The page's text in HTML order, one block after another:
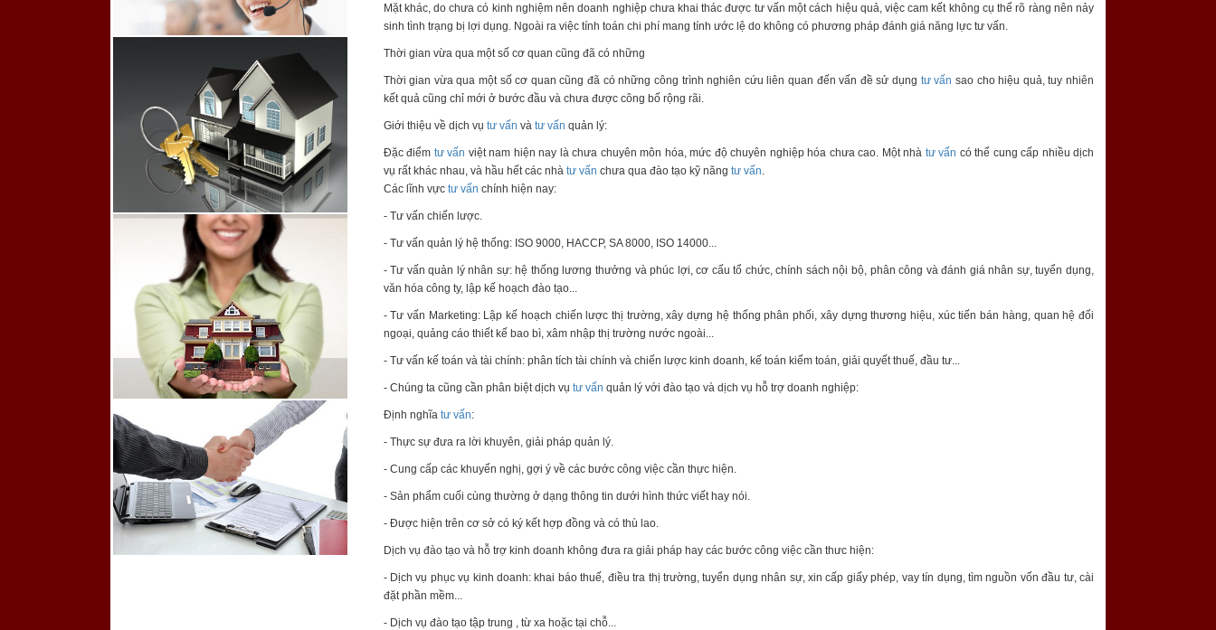
Mặt khác, do chưa có kinh nghiệm nên doanh nghiệp chưa khai thác được tư vấn một cách hiệu quả, việc cam kết không cụ thể rõ ràng nên nảy
sinh tình trạng bị lợi dụng. Ngoài ra việc tính toán chi phí mang tính ước lệ do không có phương pháp đánh giá năng lực tư vấn.
Thời gian vừa qua một số cơ quan cũng đã có những
Thời gian vừa qua một số cơ quan cũng đã có những công trình nghiên cứu liên quan đến vấn đề sử dụng tư vấn sao cho hiệu quả, tuy nhiên
kết quả cũng chỉ mới ở bước đầu và chưa được công bố rộng rãi.
Giới thiệu về dịch vụ tư vấn và tư vấn quản lý:
Đặc điểm tư vấn việt nam hiện nay là chưa chuyên môn hóa, mức độ chuyên nghiệp hóa chưa cao. Một nhà tư vấn có thể cung cấp nhiều dịch
vụ rất khác nhau, và hầu hết các nhà tư vấn chưa qua đào tạo kỹ năng tư vấn.
Các lĩnh vực tư vấn chính hiện nay:
- Tư vấn chiến lược.
- Tư vấn quản lý hệ thống: ISO 9000, HACCP, SA 8000, ISO 14000...
- Tư vấn quản lý nhân sự: hệ thống lương thưởng và phúc lợi, cơ cấu tổ chức, chính sách nội bộ, phân công và đánh giá nhân sự, tuyển dụng,
văn hóa công ty, lập kế hoạch đào tạo...
- Tư vấn Marketing: Lập kế hoạch chiến lược thị trường, xây dựng hệ thống phân phối, xây dựng thương hiệu, xúc tiến bán hàng, quan hệ đối
ngoại, quảng cáo thiết kế bao bì, xâm nhập thị trường nước ngoài...
- Tư vấn kế toán và tài chính: phân tích tài chính và chiến lược kinh doanh, kế toán kiểm toán, giải quyết thuế, đầu tư...
- Chúng ta cũng cần phân biệt dịch vụ tư vấn quản lý với đào tạo và dịch vụ hỗ trợ doanh nghiệp:
Định nghĩa tư vấn:
- Thực sự đưa ra lời khuyên, giải pháp quản lý.
- Cung cấp các khuyến nghị, gợi ý về các bước công việc cần thực hiện.
- Sản phẩm cuối cùng thường ở dạng thông tin dưới hình thức viết hay nói.
- Được hiện trên cơ sở có ký kết hợp đồng và có thù lao.
Dịch vụ đào tạo và hỗ trợ kinh doanh không đưa ra giải pháp hay các bước công việc cần thưc hiện:
- Dịch vụ phục vụ kinh doanh: khai báo thuế, điều tra thị trường, tuyển dụng nhân sự, xin cấp giấy phép, vay tín dụng, tìm nguồn vốn đầu tư, cài
đặt phần mềm...
- Dịch vụ đào tạo tập trung , từ xa hoặc tại chỗ...